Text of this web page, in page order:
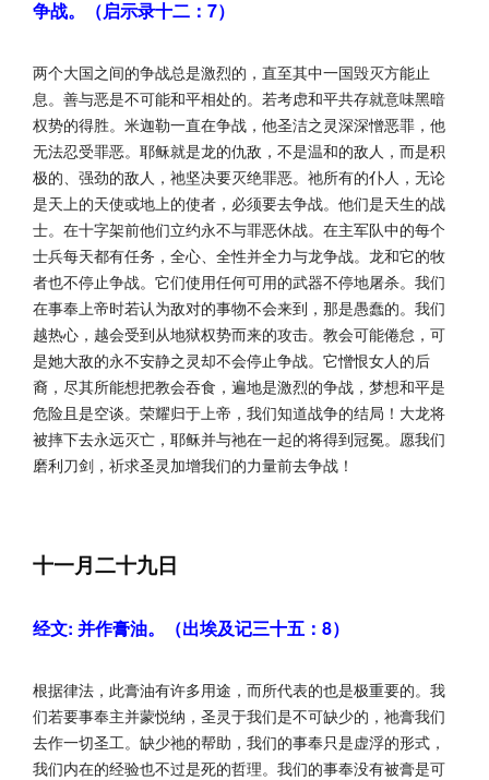
争战。（启示录十二：7）
两个大国之间的争战总是激烈的，直至其中一国毁灭方能止
息。善与恶是不可能和平相处的。若考虑和平共存就意味黑暗
权势的得胜。米迦勒一直在争战，他圣洁之灵深深憎恶罪，他
无法忍受罪恶。耶稣就是龙的仇敌，不是温和的敌人，而是积
极的、强劲的敌人，祂坚决要灭绝罪恶。祂所有的仆人，无论
是天上的天使或地上的使者，必须要去争战。他们是天生的战
士。在十字架前他们立约永不与罪恶休战。在主军队中的每个
士兵每天都有任务，全心、全性并全力与龙争战。龙和它的牧
者也不停止争战。它们使用任何可用的武器不停地屠杀。我们
在事奉上帝时若认为敌对的事物不会来到，那是愚蠢的。我们
越热心，越会受到从地狱权势而来的攻击。教会可能倦怠，可
是她大敌的永不安静之灵却不会停止争战。它憎恨女人的后
裔，尽其所能想把教会吞食，遍地是激烈的争战，梦想和平是
危险且是空谈。荣耀归于上帝，我们知道战争的结局！大龙将
被摔下去永远灭亡，耶稣并与祂在一起的将得到冠冕。愿我们
磨利刀剑，祈求圣灵加增我们的力量前去争战！
十一月二十九日
经文: 并作膏油。（出埃及记三十五：8）
根据律法，此膏油有许多用途，而所代表的也是极重要的。我
们若要事奉主并蒙悦纳，圣灵于我们是不可缺少的，祂膏我们
去作一切圣工。缺少祂的帮助，我们的事奉只是虚浮的形式，
我们内在的经验也不过是死的哲理。我们的事奉没有被膏是可